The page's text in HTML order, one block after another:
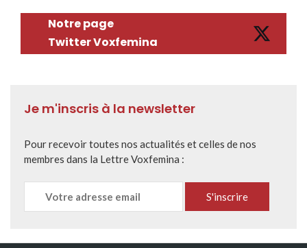
Notre page
Twitter Voxfemina
Je m'inscris à la newsletter
Pour recevoir toutes nos actualités et celles de nos
membres dans la Lettre Voxfemina :